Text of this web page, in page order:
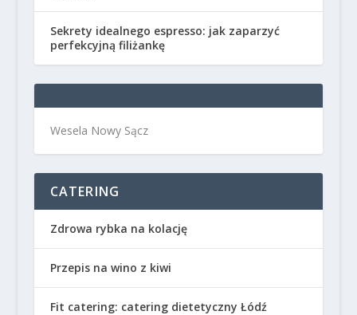
Sekrety idealnego espresso: jak zaparzyć
perfekcyjną filiżankę
Wesela Nowy Sącz
CATERING
Zdrowa rybka na kolację
Przepis na wino z kiwi
Fit catering: catering dietetyczny Łódź